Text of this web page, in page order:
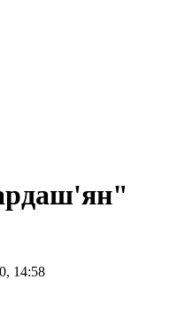
14:58